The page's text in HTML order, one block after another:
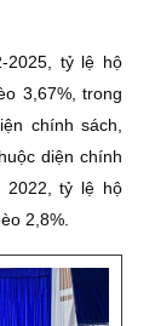
2025, tỷ lệ hộ
3,67%, trong
chính sách,
diện chính
2022, tỷ lệ hộ
2,8%.